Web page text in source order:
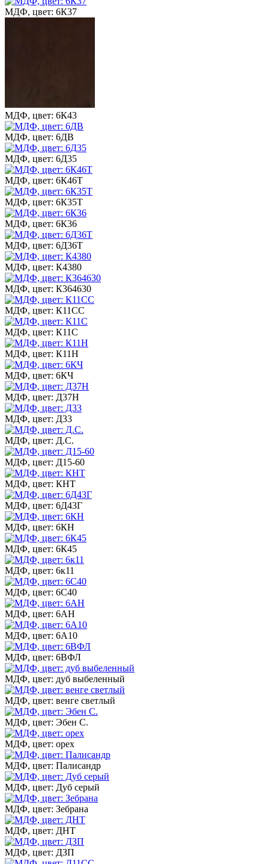
МДФ, цвет: 6К37
МДФ, цвет: 6К43
МДФ, цвет: 6ДВ
МДФ, цвет: 6Д35
МДФ, цвет: 6К46Т
МДФ, цвет: 6К35Т
МДФ, цвет: 6К36
МДФ, цвет: 6Д36Т
МДФ, цвет: К4380
МДФ, цвет: К364630
МДФ, цвет: К11СС
МДФ, цвет: К11С
МДФ, цвет: К11Н
МДФ, цвет: 6КЧ
МДФ, цвет: Д37Н
МДФ, цвет: Д33
МДФ, цвет: Д.С.
МДФ, цвет: Д15-60
МДФ, цвет: КНТ
МДФ, цвет: 6Д43Г
МДФ, цвет: 6КН
МДФ, цвет: 6К45
МДФ, цвет: 6к11
МДФ, цвет: 6С40
МДФ, цвет: 6АН
МДФ, цвет: 6А10
МДФ, цвет: 6ВФЛ
МДФ, цвет: дуб выбеленный
МДФ, цвет: венге светлый
МДФ, цвет: Эбен С.
МДФ, цвет: орех
МДФ, цвет: Палисандр
МДФ, цвет: Дуб серый
МДФ, цвет: Зебрана
МДФ, цвет: ДНТ
МДФ, цвет: ДЗП